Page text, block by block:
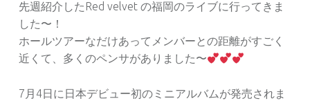
先週紹介したRed velvet の福岡のライブに行ってきま
した〜！
ホールツアーなだけあってメンバーとの距離がすごく
近くて、多くのペンサがありました〜
7月4日に日本デビュー初のミニアルバムが発売されま